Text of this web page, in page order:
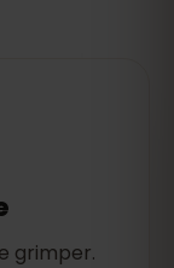
grimper.